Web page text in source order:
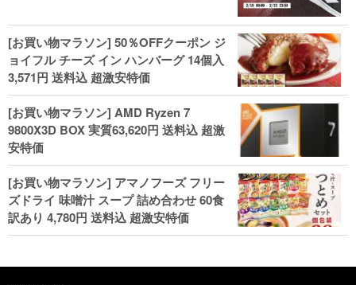
[お買い物マラソン] 50％OFFクーポン ジ
ョイフル チーズ イン ハンバーグ 14個入
3,571円 送料込 超激安特価
[お買い物マラソン] AMD Ryzen 7
9800X3D BOX 実質63,620円 送料込 超激
安特価
[お買い物マラソン] アマノフーズ フリー
ズドライ 味噌汁 スープ 詰め合わせ 60食
訳あり 4,780円 送料込 超激安特価